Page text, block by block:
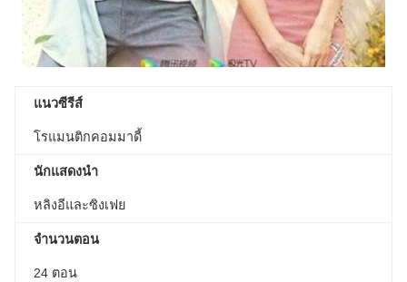
แนวซีรีส์
โรแมนติกคอมมาดี้
นักแสดงนำ
หลิงอีและซิงเฟย
จำนวนตอน
24 ตอน